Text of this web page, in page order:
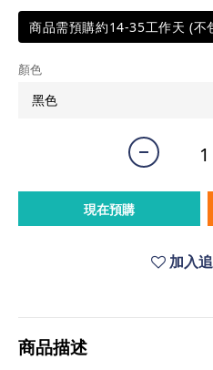
商品需預購約14-35工作天 (不
顏色
現在預購
加入
商品描述